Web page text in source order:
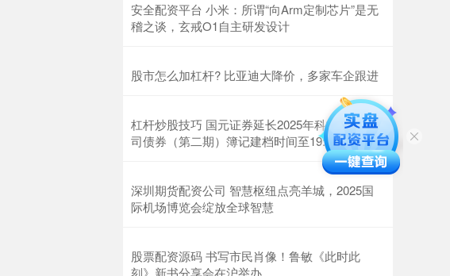
安全配资平台 小米：所谓“向Arm定制芯片”是无
稽之谈，玄戒O1自主研发设计
股市怎么加杠杆? 比亚迪大降价，多家车企跟进
杠杆炒股技巧 国元证券延长2025年科技创新公
司债券（第二期）簿记建档时间至19:00
深圳期货配资公司 智慧枢纽点亮羊城，2025国
际机场博览会绽放全球智慧
股票配资源码 书写市民肖像！鲁敏《此时此
刻》新书分享会在沪举办